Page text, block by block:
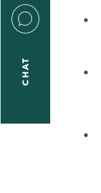
CHAT